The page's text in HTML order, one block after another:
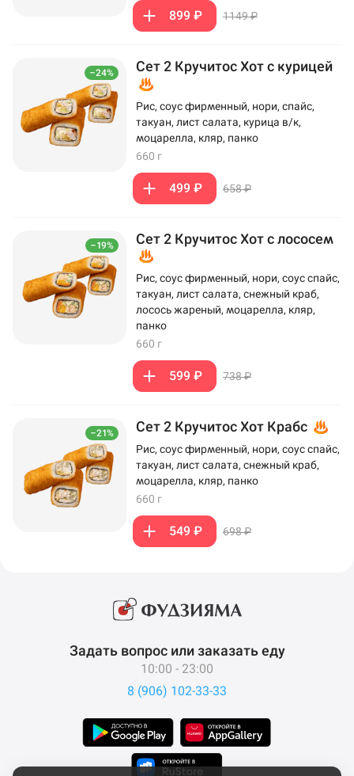
899 ₽ 1149 ₽
–24% Сет 2 Кручитос Хот с курицей
Рис, соус фирменный, нори, спайс,
такуан, лист салата, курица в/к,
моцарелла, кляр, панко
660 г
499 ₽ 658 ₽
–19% Сет 2 Кручитос Хот с лососем
Рис, соус фирменный, нори, соус спайс,
такуан, лист салата, снежный краб,
лосось жареный, моцарелла, кляр,
панко
660 г
599 ₽ 738 ₽
–21% Сет 2 Кручитос Хот Крабс
Рис, соус фирменный, нори, соус спайс,
такуан, лист салата, снежный краб,
моцарелла, кляр, панко
660 г
549 ₽ 698 ₽
Задать вопрос или заказать еду
10:00 - 23:00
8 (906) 102-33-33